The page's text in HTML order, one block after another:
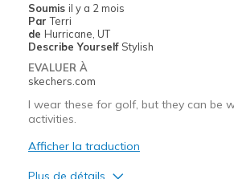
Width
Sizing
Feels true to size
Soumis il y a 2 mois
Par Terri
de Hurricane, UT
Describe Yourself Stylish
EVALUER À
skechers.com
I wear these for golf, but they can be
activities.
Afficher la traduction
Plus de détails